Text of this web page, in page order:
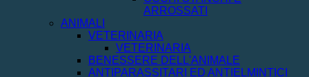
ARROSSATI
ANIMALI
VETERINARIA
VETERINARIA
BENESSERE DELL'ANIMALE
ANTIPARASSITARI ED ANTIELMINTICI